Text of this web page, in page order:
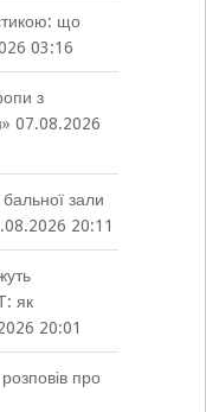
що
03:16
з
07.08.2026
зали
20:11
як
20:01
про